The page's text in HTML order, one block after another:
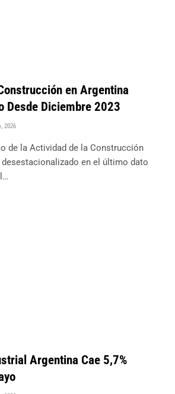
en Argentina
Desde Diciembre 2023
2026
de la Actividad de la Construcción
desestacionalizado en el último dato
Argentina Cae 5,7%